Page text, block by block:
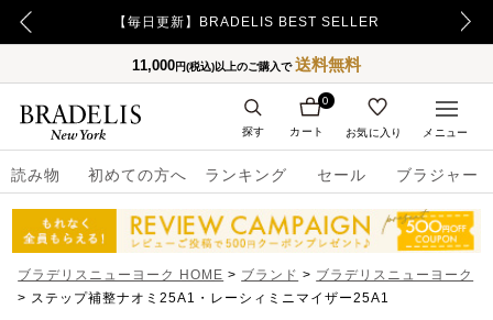
【毎日更新】BRADELIS BEST SELLER
11,000円(税込)以上のご購入で送料無料
読み物 初めての方へ ランキング セール ブラジャー
カート
0
お気に入り
探す メニュー
ブラデリスニューヨーク HOME ブランド
ブラデリスニューヨーク
ステップ補整ナオミ25A1・レーシィミニマイザー25A1